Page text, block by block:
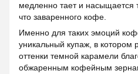
медленно тает и насыщается
что заваренного кофе.
Именно для таких эмоций
уникальный купаж, в котором
оттенки темной карамели
обжаренным кофейным